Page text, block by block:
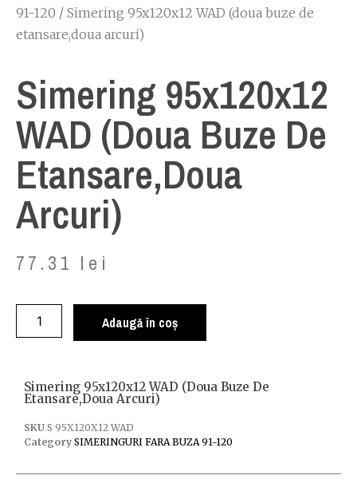
91-120 / Simering 95x120x12 WAD (doua buze de
etansare,doua arcuri)
Simering 95x120x12
WAD (doua Buze De
Etansare,doua
Arcuri)
77.31 lei
Adaugă în coș
Simering 95x120x12 WAD (doua Buze De
Etansare,doua Arcuri)
SKU S 95X120X12 WAD
Category SIMERINGURI FARA BUZA 91-120